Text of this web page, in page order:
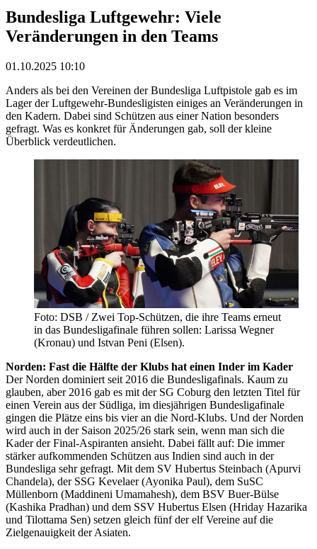
Bundesliga Luftgewehr: Viele
Veränderungen in den Teams
01.10.2025 10:10
Anders als bei den Vereinen der Bundesliga Luftpistole gab es im
Lager der Luftgewehr-Bundesligisten einiges an Veränderungen in
den Kadern. Dabei sind Schützen aus einer Nation besonders
gefragt. Was es konkret für Änderungen gab, soll der kleine
Überblick verdeutlichen.
Foto: DSB / Zwei Top-Schützen, die ihre Teams erneut
in das Bundesligafinale führen sollen: Larissa Wegner
(Kronau) und Istvan Peni (Elsen).
Norden: Fast die Hälfte der Klubs hat einen Inder im Kader
Der Norden dominiert seit 2016 die Bundesligafinals. Kaum zu
glauben, aber 2016 gab es mit der SG Coburg den letzten Titel für
einen Verein aus der Südliga, im diesjährigen Bundesligafinale
gingen die Plätze eins bis vier an die Nord-Klubs. Und der Norden
wird auch in der Saison 2025/26 stark sein, wenn man sich die
Kader der Final-Aspiranten ansieht. Dabei fällt auf: Die immer
stärker aufkommenden Schützen aus Indien sind auch in der
Bundesliga sehr gefragt. Mit dem SV Hubertus Steinbach (Apurvi
Chandela), der SSG Kevelaer (Ayonika Paul), dem SuSC
Müllenborn (Maddineni Umamahesh), dem BSV Buer-Bülse
(Kashika Pradhan) und dem SSV Hubertus Elsen (Hriday Hazarika
und Tilottama Sen) setzen gleich fünf der elf Vereine auf die
Zielgenauigkeit der Asiaten.